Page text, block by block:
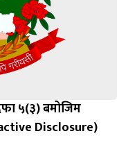
५(३) बमोजिम
Disclosure)